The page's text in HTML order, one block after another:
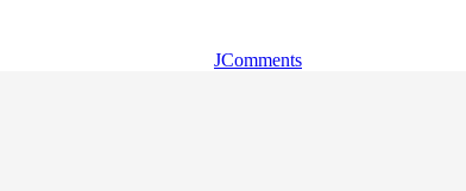
JComments